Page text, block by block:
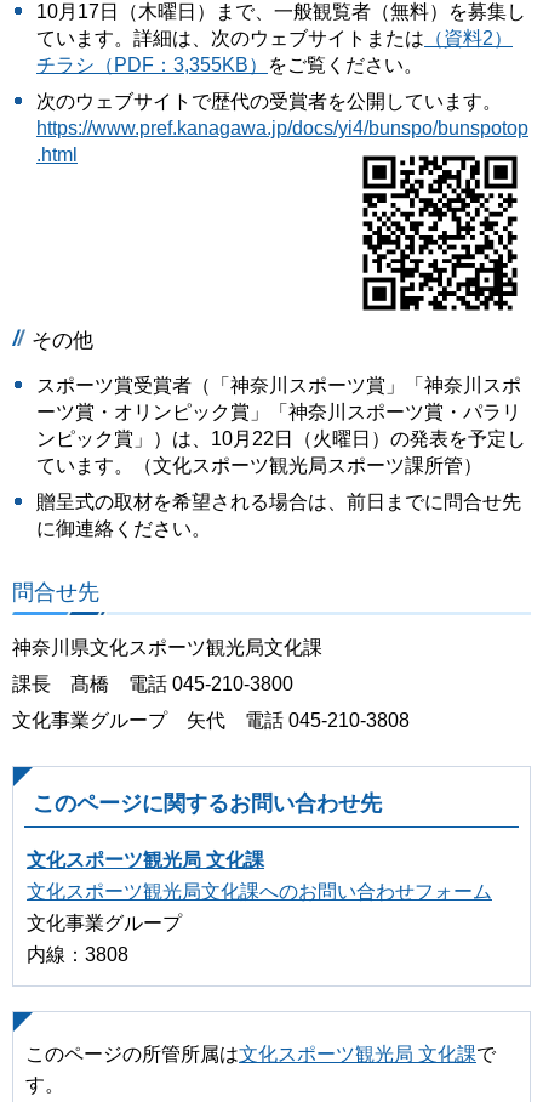
10月17日（木曜日）まで、一般観覧者（無料）を募集し
ています。詳細は、次のウェブサイトまたは （資料2）
チラシ（PDF：3,355KB）
をご覧ください。
次のウェブサイトで歴代の受賞者を公開しています。
https://www.pref.kanagawa.jp/docs/yi4/bunspo/bunspotop
.html
その他
スポーツ賞受賞者（「神奈川スポーツ賞」「神奈川スポ
ーツ賞・オリンピック賞」「神奈川スポーツ賞・パラリ
ンピック賞」）は、10月22日（火曜日）の発表を予定し
ています。（文化スポーツ観光局スポーツ課所管）
贈呈式の取材を希望される場合は、前日までに問合せ先
に御連絡ください。
問合せ先
神奈川県文化スポーツ観光局文化課
課長 髙橋 電話 045-210-3800
文化事業グループ 矢代 電話 045-210-3808
このページに関するお問い合わせ先
文化スポーツ観光局 文化課
文化スポーツ観光局文化課へのお問い合わせフォーム
文化事業グループ
内線：3808
このページの所管所属は文化スポーツ観光局 文化課で
す。